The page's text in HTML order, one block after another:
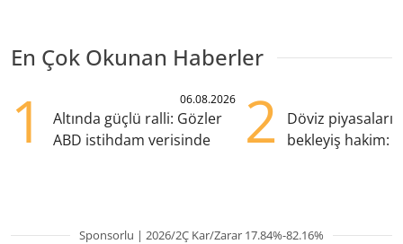
En Çok Okunan Haberler
1 06.08.2026
Altında güçlü ralli: Gözler
ABD istihdam verisinde
2
Döviz
bekleyiş hakim:
Sponsorlu | 2026/2Ç Kar/Zarar 17.84%-82.16%